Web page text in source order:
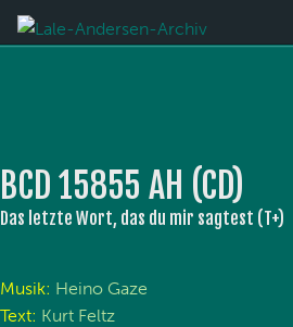
BCD 15855 AH (CD)
Das letzte Wort, das du mir sagtest (T+)
Musik: Heino Gaze
Text: Kurt Feltz